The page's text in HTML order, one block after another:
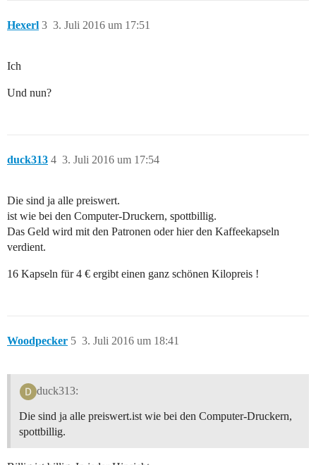
Hexerl 3. Juli 2016 um 17:51
3
Ich
Und nun?
duck313 3. Juli 2016 um 17:54
4
Die sind ja alle preiswert.
ist wie bei den Computer-Druckern, spottbillig.
Das Geld wird mit den Patronen oder hier den Kaffeekapseln
verdient.
16 Kapseln für 4 € ergibt einen ganz schönen Kilopreis !
Woodpecker 3. Juli 2016 um 18:41
5
duck313:
Die sind ja alle preiswert.ist wie bei den Computer-Druckern,
spottbillig.